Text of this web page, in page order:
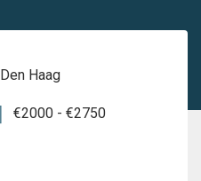
Den Haag
€2000 - €2750